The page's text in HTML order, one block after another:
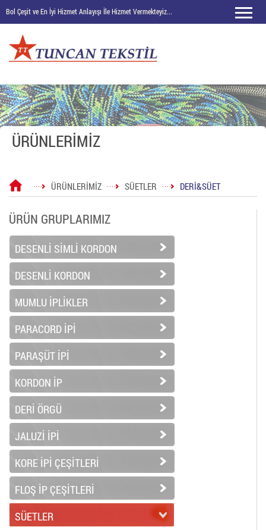
Bol Çeşit ve En İyi Hizmet Anlayışı İle Hizmet Vermekteyiz...
ÜRÜNLERİMİZ
ÜRÜNLERİMİZ SÜETLER DERİ&SÜET
ÜRÜN GRUPLARIMIZ
DESENLİ SİMLİ KORDON
DESENLİ KORDON
MUMLU İPLİKLER
PARACORD İPİ
PARAŞÜT İPİ
KORDON İP
DERİ ÖRGÜ
JALUZİ İPİ
KORE İPİ ÇEŞİTLERİ
FLOŞ İP ÇEŞİTLERİ
SÜETLER